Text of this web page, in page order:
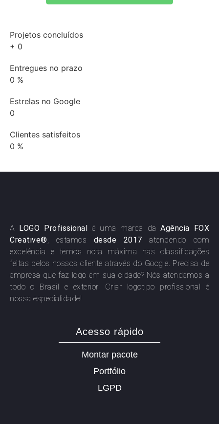
Projetos concluídos
+ 0
Entregues no prazo
0 %
Estrelas no Google
0
Clientes satisfeitos
0 %
A LOGO Profissional é uma marca daAgência FOX
Creative®, estamos desde 2017 atendendo com
excelência e temos nota máxima nas classificações
feitas pelos nossos cliente através do Google. Precisa de
empresa que faz logo em sua cidade? Nós atendemos a
todo o Brasil e exterior. Criar logotipo profissional é
nossa especialidade!
Acesso rápido
Montar pacote
Portfólio
LGPD